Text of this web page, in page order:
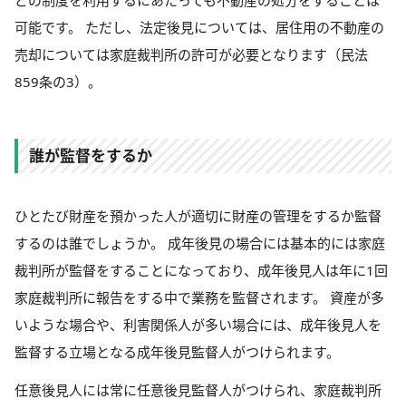
可能です。 ただし、法定後見については、居住用の不動産の
売却については家庭裁判所の許可が必要となります（民法
859条の3）。
誰が監督をするか
ひとたび財産を預かった人が適切に財産の管理をするか監督
するのは誰でしょうか。 成年後見の場合には基本的には家庭
裁判所が監督をすることになっており、成年後見人は年に1回
家庭裁判所に報告をする中で業務を監督されます。 資産が多
いような場合や、利害関係人が多い場合には、成年後見人を
監督する立場となる成年後見監督人がつけられます。
任意後見人には常に任意後見監督人がつけられ、家庭裁判所